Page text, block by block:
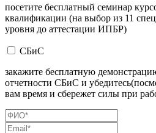
посетите бесплатный семинар
квалификации (на выбор из 11
уровня до аттестации ИПБР)
СБиС
закажите бесплатную
отчетности СБиС и
вам время и сбережет силы при